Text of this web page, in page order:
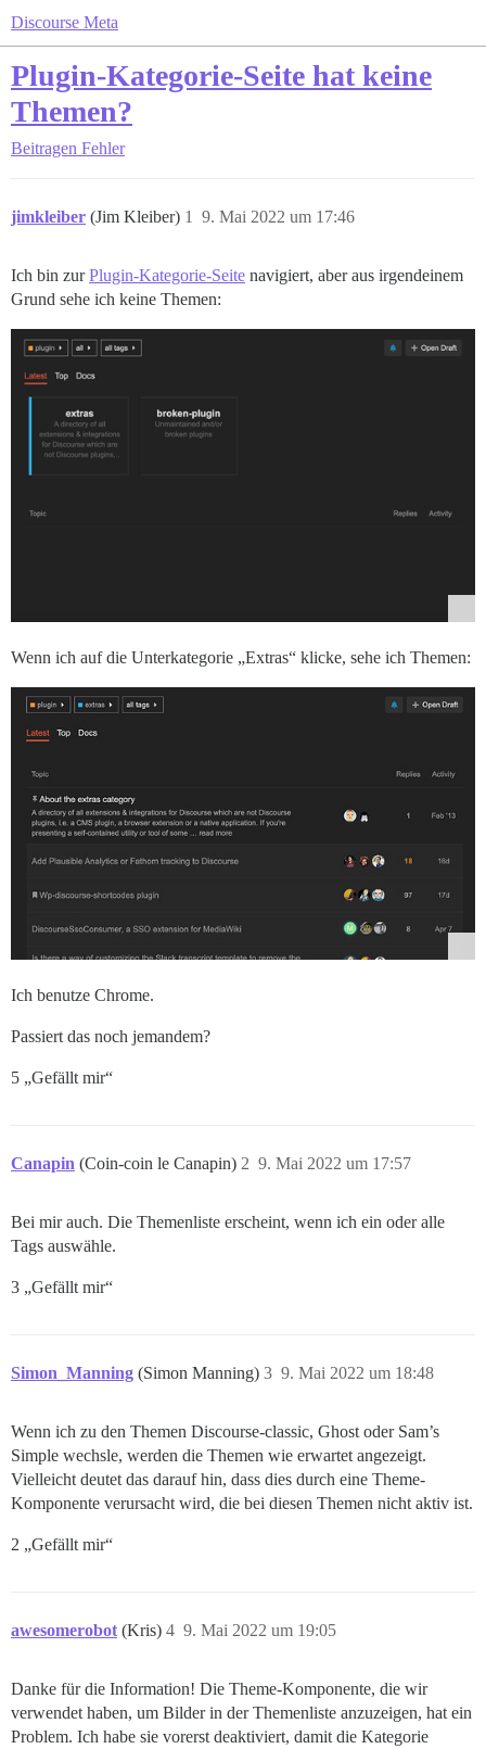
Discourse Meta
Plugin-Kategorie-Seite hat keine
Themen?
Beitragen Fehler
jimkleiber (Jim Kleiber) 9. Mai 2022 um 17:46
1
Ich bin zurPlugin-Kategorie-Seite navigiert, aber aus irgendeinem
Grund sehe ich keine Themen:
Wenn ich auf die Unterkategorie „Extras“ klicke, sehe ich Themen:
Ich benutze Chrome.
Passiert das noch jemandem?
5 „Gefällt mir“
Canapin (Coin-coin le Canapin) 9. Mai 2022 um 17:57
2
Bei mir auch. Die Themenliste erscheint, wenn ich ein oder alle
Tags auswähle.
3 „Gefällt mir“
Simon_Manning (Simon Manning) 9. Mai 2022 um 18:48
3
Wenn ich zu den Themen Discourse-classic, Ghost oder Sam’s
Simple wechsle, werden die Themen wie erwartet angezeigt.
Vielleicht deutet das darauf hin, dass dies durch eine Theme-
Komponente verursacht wird, die bei diesen Themen nicht aktiv ist.
2 „Gefällt mir“
awesomerobot (Kris) 9. Mai 2022 um 19:05
4
Danke für die Information! Die Theme-Komponente, die wir
verwendet haben, um Bilder in der Themenliste anzuzeigen, hat ein
Problem. Ich habe sie vorerst deaktiviert, damit die Kategorie